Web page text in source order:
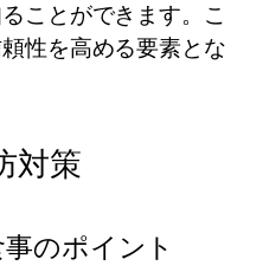
ことができます。こ
性を高める要素とな
対策
のポイント